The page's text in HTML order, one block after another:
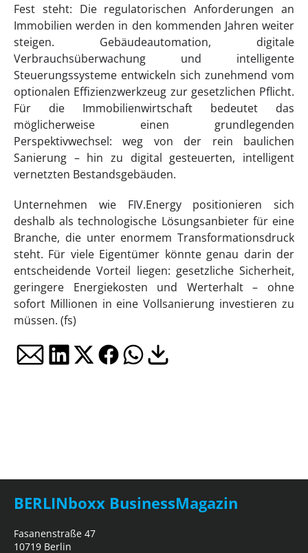
Fest steht: Die regulatorischen Anforderungen an
Immobilien werden in den kommenden Jahren weiter
steigen. Gebäudeautomation, digitale
Verbrauchsüberwachung und intelligente
Steuerungssysteme entwickeln sich zunehmend vom
optionalen Effizienzwerkzeug zur gesetzlichen Pflicht.
Für die Immobilienwirtschaft bedeutet das
möglicherweise einen grundlegenden
Perspektivwechsel: weg von der rein baulichen
Sanierung – hin zu digital gesteuerten, intelligent
vernetzten Bestandsgebäuden.
Unternehmen wie FIV.Energy positionieren sich
deshalb als technologische Lösungsanbieter für eine
Branche, die unter enormem Transformationsdruck
steht. Für viele Eigentümer könnte genau darin der
entscheidende Vorteil liegen: gesetzliche Sicherheit,
geringere Energiekosten und Werterhalt – ohne
sofort Millionen in eine Vollsanierung investieren zu
müssen. (fs)
BERLINboxx BusinessMagazin
Fasanenstraße 47
10719 Berlin